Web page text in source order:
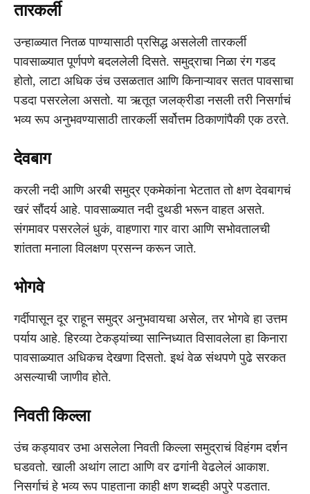
तारकर्ली
उन्हाळ्यात नितळ पाण्यासाठी प्रसिद्ध असलेली तारकर्ली
पावसाळ्यात पूर्णपणे बदललेली दिसते. समुद्राचा निळा रंग गडद
होतो, लाटा अधिक उंच उसळतात आणि किनाऱ्यावर सतत पावसाचा
पडदा पसरलेला असतो. या ऋतूत जलक्रीडा नसली तरी निसर्गाचं
भव्य रूप अनुभवण्यासाठी तारकर्ली सर्वोत्तम ठिकाणांपैकी एक ठरते.
देवबाग
करली नदी आणि अरबी समुद्र एकमेकांना भेटतात तो क्षण देवबागचं
खरं सौंदर्य आहे. पावसाळ्यात नदी दुथडी भरून वाहत असते.
संगमावर पसरलेलं धुकं, वाहणारा गार वारा आणि सभोवतालची
शांतता मनाला विलक्षण प्रसन्न करून जाते.
भोगवे
गर्दीपासून दूर राहून समुद्र अनुभवायचा असेल, तर भोगवे हा उत्तम
पर्याय आहे. हिरव्या टेकड्यांच्या सान्निध्यात विसावलेला हा किनारा
पावसाळ्यात अधिकच देखणा दिसतो. इथं वेळ संथपणे पुढे सरकत
असल्याची जाणीव होते.
निवती किल्ला
उंच कड्यावर उभा असलेला निवती किल्ला समुद्राचं विहंगम दर्शन
घडवतो. खाली अथांग लाटा आणि वर ढगांनी वेढलेलं आकाश.
निसर्गाचं हे भव्य रूप पाहताना काही क्षण शब्दही अपुरे पडतात.